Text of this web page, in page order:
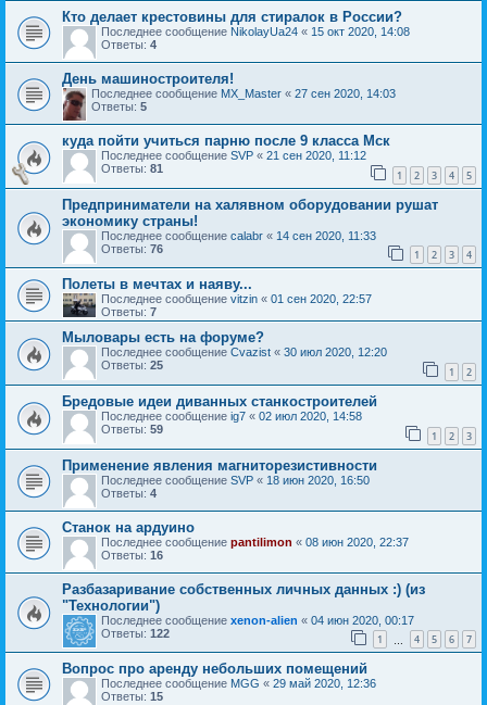
Кто делает крестовины для стиралок в России?
Последнее сообщение NikolayUa24 « 15 окт 2020, 14:08
Ответы: 4
День машиностроителя!
Последнее сообщение MX_Master « 27 сен 2020, 14:03
Ответы: 5
куда пойти учиться парню после 9 класса Мск
Последнее сообщение SVP « 21 сен 2020, 11:12
Ответы: 81 1 2 3 4 5
Предприниматели на халявном оборудовании рушат
экономику страны!
Последнее сообщение calabr « 14 сен 2020, 11:33
Ответы: 76 1 2 3 4
Полеты в мечтах и наяву...
Последнее сообщение vitzin « 01 сен 2020, 22:57
Ответы: 7
Мыловары есть на форуме?
Последнее сообщение Cvazist « 30 июл 2020, 12:20
Ответы: 25 1 2
Бредовые идеи диванных станкостроителей
Последнее сообщение ig7 « 02 июл 2020, 14:58
Ответы: 59 1 2 3
Применение явления магниторезистивности
Последнее сообщение SVP « 18 июн 2020, 16:50
Ответы: 4
Станок на ардуино
Последнее сообщение pantilimon « 08 июн 2020, 22:37
Ответы: 16
Разбазаривание собственных личных данных :) (из
"Технологии")
Последнее сообщение xenon-alien « 04 июн 2020, 00:17
Ответы: 122 1 4 5 6 7
Вопрос про аренду небольших помещений
Последнее сообщение MGG « 29 май 2020, 12:36
Ответы: 15